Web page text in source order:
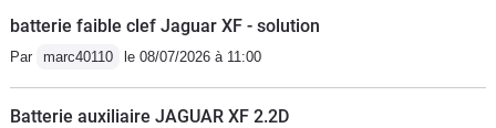
batterie faible clef Jaguar XF - solution
Par marc40110 le 08/07/2026 à 11:00
Batterie auxiliaire JAGUAR XF 2.2D